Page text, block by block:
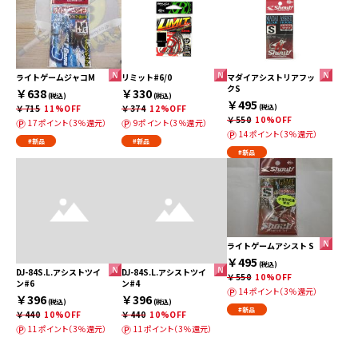
ライトゲームジャコM
￥638(税込)
￥715 11%OFF
17ポイント（3％還元）
#新品
リミット#6/0
￥330(税込)
￥374 12%OFF
9ポイント（3％還元）
#新品
マダイアシストリアフッ
クS
￥495 (税込)
￥550 10%OFF
14ポイント（3％還元）
#新品
DJ-84S.L.アシストツイ
ン#6
￥396(税込)
￥440 10%OFF
11ポイント（3％還元）
DJ-84S.L.アシストツイ
ン#4
￥396(税込)
￥440 10%OFF
11ポイント（3％還元）
ライトゲームアシスト S
￥495 (税込)
￥550 10%OFF
14ポイント（3％還元）
#新品